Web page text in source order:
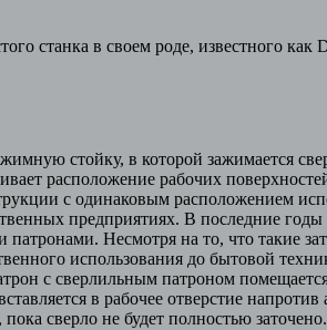
станка в своем роде, известного как
стойку, в которой зажимается
расположение рабочих
с одинаковым расположением
предприятиях. В последние
Несмотря на то, что такие
использования до бытовой
с сверлильным патроном
в рабочее отверстие напротив
сверло не будет полностью заточено.